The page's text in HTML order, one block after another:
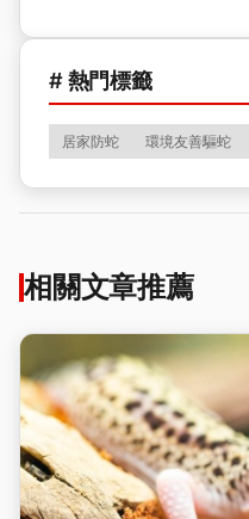
# 熱門標籤
居家防蛇 環境友善驅蛇
相關文章推薦